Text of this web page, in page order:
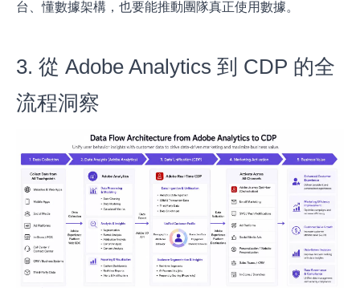
台、懂數據架構，也要能推動團隊真正使用數據。
3. 從 Adobe Analytics 到 CDP 的全
流程洞察